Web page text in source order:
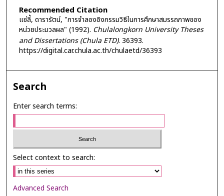
Recommended Citation
แซ่ลี้, ดารารัตน์, "การจำลองอิงกรรมวิธีในการศึกษาสมรรถภาพของ
หน่วยประมวลผล" (1992). Chulalongkorn University Theses
and Dissertations (Chula ETD). 36393.
https://digital.car.chula.ac.th/chulaetd/36393
Search
Enter search terms:
Select context to search:
Advanced Search